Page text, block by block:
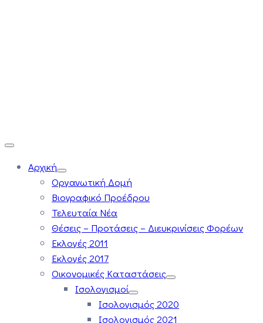
Αρχική
Οργανωτική Δομή
Βιογραφικό Προέδρου
Τελευταία Νέα
Θέσεις – Προτάσεις – Διευκρινίσεις Φορέων
Εκλογές 2011
Εκλογές 2017
Οικονομικές Καταστάσεις
Ισολογισμοί
Ισολογισμός 2020
Ισολογισμός 2021